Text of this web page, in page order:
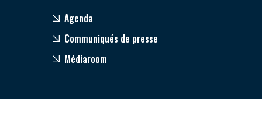
Agenda
Communiqués de presse
Médiaroom